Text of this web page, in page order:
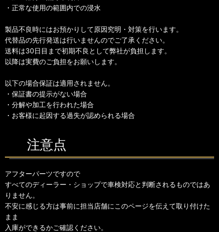
・正常な使用の範囲内での浸水
製品不良時にはお預かりして原因究明・対策を行います。
代替品の先行発送は行いませんのでご了承ください。
送料は30日目まで初期不良として弊社が負担します。
以降は実費のご負担をお願いします。
以下の場合保証は適用されません。
・保証書の提示がない場合
・分解や加工を行われた場合
・お客様に起因する過失が認められる場合
注意点
アフターパーツですので
すべてのディーラー・ショップで車検対応と判断されるものではあ
りません。
不安に感じる方は事前に担当店舗にこのページを伝えて取り付けた
まま
入庫ができるかご確認ください。